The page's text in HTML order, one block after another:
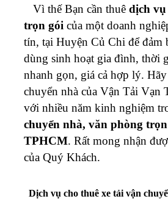
Vì thế Bạn cần thuê dịch vụ
trọn gói của một doanh
tín, tại Huyện Củ Chi để đảm
dùng sinh hoạt gia đình, thời
nhanh gọn, giá cả hợp lý.
chuyển nhà của Vận Tải Vạn
với nhiều năm kinh nghiệm
chuyển nhà, văn phòng
TPHCM. Rất mong nhận
của Quý Khách.
Dịch vụ cho thuê xe tải vận